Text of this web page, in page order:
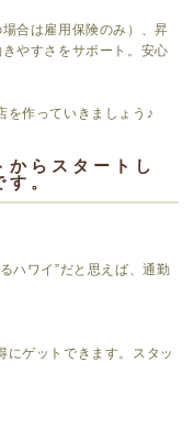
合は雇用保険のみ）、昇
やすさをサポート。安心
を作っていきましょう♪
らスタートし
。
ハワイ”だと思えば、通勤
にゲットできます。スタッ